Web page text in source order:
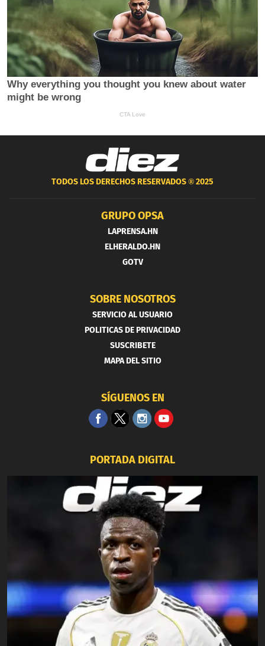
TODOS LOS DERECHOS RESERVADOS ®2025
GRUPO OPSA
LAPRENSA.HN
ELHERALDO.HN
GOTV
SOBRE NOSOTROS
SERVICIO AL USUARIO
POLITICAS DE PRIVACIDAD
SUSCRIBETE
MAPA DEL SITIO
SÍGUENOS EN
PORTADA DIGITAL